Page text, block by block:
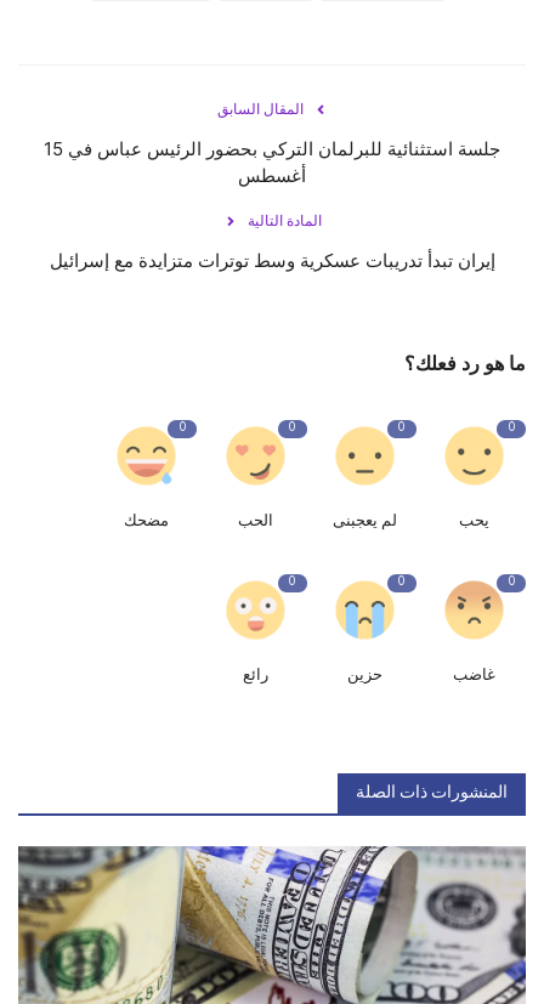
المقال السابق
جلسة استثنائية للبرلمان التركي بحضور الرئيس عباس في 15
أغسطس
المادة التالية
إيران تبدأ تدريبات عسكرية وسط توترات متزايدة مع إسرائيل
ما هو رد فعلك؟
0
يحب
0
لم يعجبنى
0
الحب
0
مضحك
0
غاضب
0
حزين
0
رائع
المنشورات ذات الصلة